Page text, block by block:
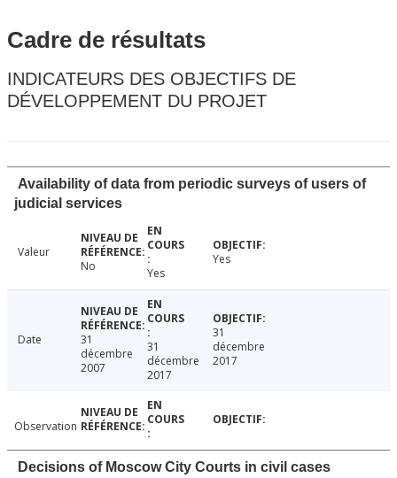
Cadre de résultats
INDICATEURS DES OBJECTIFS DE
DÉVELOPPEMENT DU PROJET
Availability of data from periodic surveys of users of
judicial services
Valeur
No
Yes
Yes
Date
31
décembre
2007
31
décembre
2017
31
décembre
2017
Observation
Decisions of Moscow City Courts in civil cases